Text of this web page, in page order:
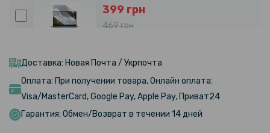
399 грн
469 грн
Противоударная гидрогелевая пленка Hydrogel Film для Dell
Доставка: Новая Почта / Укрпочта
Оплата: При получении товара, Онлайн оплата:
Visa/MasterCard, Google Pay, Apple Pay, Приват24
Гарантия: Обмен/Возврат в течении 14 дней